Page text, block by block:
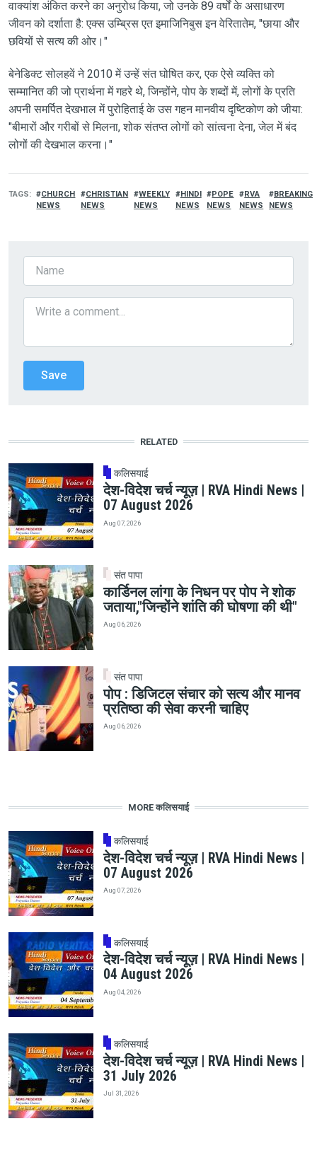
वाक्यांश अंकित करने का अनुरोध किया, जो उनके 89 वर्षों के असाधारण
जीवन को दर्शाता है: एक्स उम्ब्रिस एत इमाजिनिबुस इन वेरितातेम, "छाया और
छवियों से सत्य की ओर।"
बेनेडिक्ट सोलहवें ने 2010 में उन्हें संत घोषित कर, एक ऐसे व्यक्ति को
सम्मानित की जो प्रार्थना में गहरे थे, जिन्होंने, पोप के शब्दों में, लोगों के प्रति
अपनी समर्पित देखभाल में पुरोहिताई के उस गहन मानवीय दृष्टिकोण को जीया:
"बीमारों और गरीबों से मिलना, शोक संतप्त लोगों को सांत्वना देना, जेल में बंद
लोगों की देखभाल करना।"
TAGS
CHURCH
NEWS
CHRISTIAN
NEWS
WEEKLY
NEWS
HINDI
NEWS
POPE
NEWS
RVA
NEWS
BREAKING
NEWS
RELATED
कलिसयाई
देश-विदेश चर्च न्यूज़ | RVA Hindi News |
07 August 2026
Aug 07, 2026
संत पापा
कार्डिनल लांगा के निधन पर पोप ने शोक
जताया,"जिन्होंने शांति की घोषणा की थी"
Aug 06, 2026
संत पापा
पोप : डिजिटल संचार को सत्य और मानव
प्रतिष्ठा की सेवा करनी चाहिए
Aug 06, 2026
MORE कलिसयाई
कलिसयाई
देश-विदेश चर्च न्यूज़ | RVA Hindi News |
07 August 2026
Aug 07, 2026
कलिसयाई
देश-विदेश चर्च न्यूज़ | RVA Hindi News |
04 August 2026
Aug 04, 2026
कलिसयाई
देश-विदेश चर्च न्यूज़ | RVA Hindi News |
31 July 2026
Jul 31, 2026